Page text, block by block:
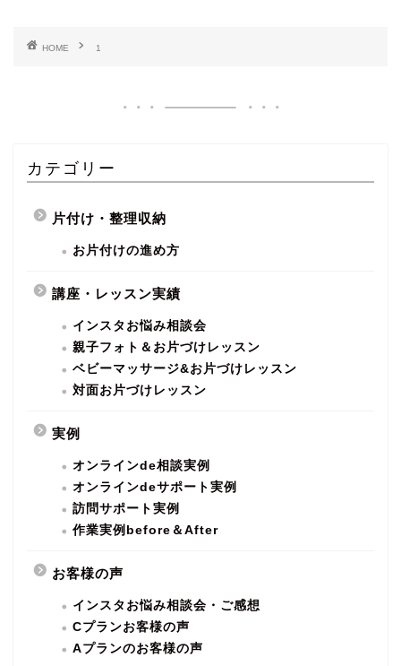
HOME 1
カテゴリー
片付け・整理収納
お片付けの進め方
講座・レッスン実績
インスタお悩み相談会
親子フォト＆お片づけレッスン
ベビーマッサージ&お片づけレッスン
対面お片づけレッスン
実例
オンラインde相談実例
オンラインdeサポート実例
訪問サポート実例
作業実例before＆After
お客様の声
インスタお悩み相談会・ご感想
Cプランお客様の声
Aプランのお客様の声